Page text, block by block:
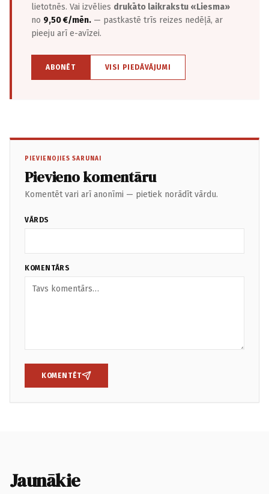
lietotnēs. Vai izvēlies drukāto laikrakstu «Liesma»
no 9,50 €/mēn. — pastkastē trīs reizes nedēļā, ar
pieeju arī e-avīzei.
ABONĒT VISI PIEDĀVĀJUMI
PIEVIENOJIES SARUNAI
Pievieno komentāru
Komentēt vari arī anonīmi — pietiek norādīt vārdu.
VĀRDS
KOMENTĀRS
KOMENTĒT
Jaunākie